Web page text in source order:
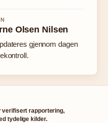
Olsen Nilsen
gjennom dagen
verifisert rapportering,
tydelige kilder.